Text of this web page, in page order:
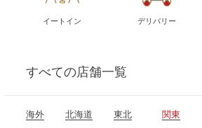
イートイン デリバリー
すべての店舗一覧
海外 北海道
東北
関東